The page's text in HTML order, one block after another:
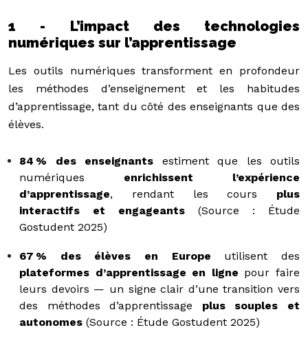
1 - L’impact des technologies
numériques sur l’apprentissage
Les outils numériques transforment en profondeur
les méthodes d’enseignement et les habitudes
d’apprentissage, tant du côté des enseignants que des
élèves.
84 % des enseignants estiment que les outils
numériques enrichissent l’expérience
d’apprentissage, rendant les cours plus
interactifs et engageants (Source : Étude
Gostudent 2025)
67 % des élèves en Europe utilisent des
plateformes d’apprentissage en ligne pour faire
leurs devoirs — un signe clair d’une transition vers
des méthodes d’apprentissage plus souples et
autonomes (Source : Étude Gostudent 2025)